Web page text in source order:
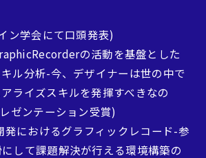
西山 浩平
ン学会にて口頭発表)
の活動を基盤とした
ル分析-今、デザイナーは世の中で
ライズスキルを発揮すべきなの
ゼンテーション受賞)
発におけるグラフィックレコード-参
して課題解決が行える環境構築の